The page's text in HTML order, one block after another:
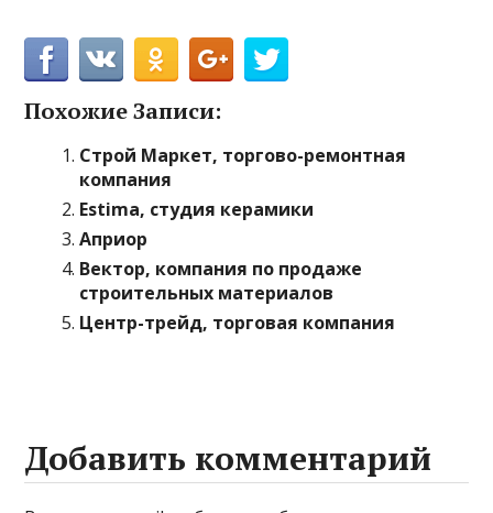
Похожие Записи:
Строй Маркет, торгово-ремонтная
компания
Estima, студия керамики
Априор
Вектор, компания по продаже
строительных материалов
Центр-трейд, торговая компания
Добавить комментарий